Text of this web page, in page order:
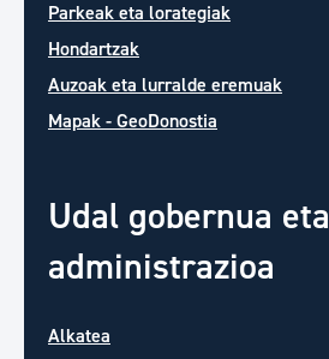
Parkeak eta lorategiak
Hondartzak
Auzoak eta lurralde eremuak
Mapak - GeoDonostia
Udal gobernua eta
administrazioa
Alkatea